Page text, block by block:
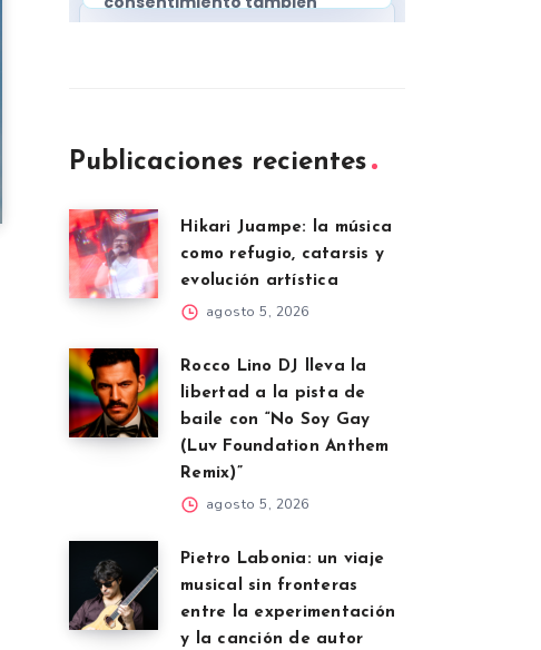
Publicaciones recientes
Hikari Juampe: la música
como refugio, catarsis y
evolución artística
agosto 5, 2026
Rocco Lino DJ lleva la
libertad a la pista de
baile con “No Soy Gay
(Luv Foundation Anthem
Remix)”
agosto 5, 2026
Pietro Labonia: un viaje
musical sin fronteras
entre la experimentación
y la canción de autor